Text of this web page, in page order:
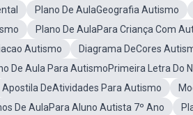
Plano De AulaGeografia Autismo
Plano De AulaPara Criança Com
Autismo
Diagrama DeCores
De Aula Para AutismoPrimeira Letra Do
Apostila DeAtividades Para Autismo
De AulaPara Aluno Autista 7º Ano